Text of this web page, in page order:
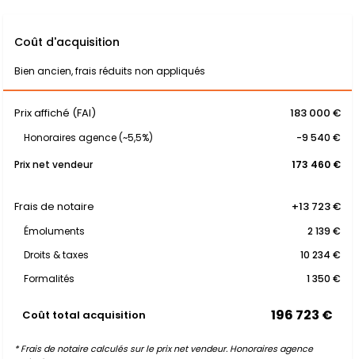
Coût d'acquisition
Bien ancien, frais réduits non appliqués
Prix affiché (FAI) 183 000 €
Honoraires agence (~5,5%)
-9 540 €
Prix net vendeur
173 460 €
Frais de notaire +13 723 €
Émoluments
2 139 €
Droits & taxes
10 234 €
Formalités
1 350 €
Coût total acquisition 196 723 €
* Frais de notaire calculés sur le prix net vendeur. Honoraires agence